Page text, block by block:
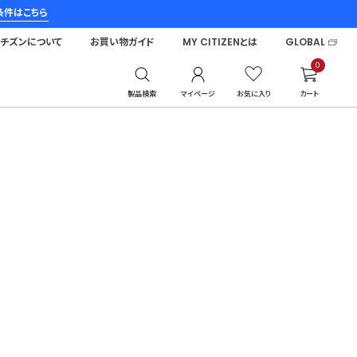
はこちら
製品検索 マイページ お気に入り
0
カート
ズンについて お買い物ガイド MY CITIZENとは GLOBAL